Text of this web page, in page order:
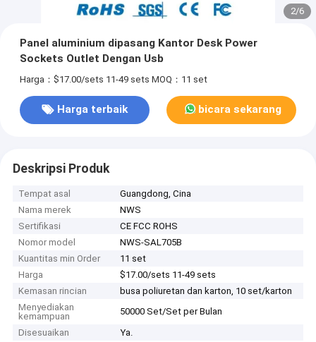
2/6
Panel aluminium dipasang Kantor Desk Power
Sockets Outlet Dengan Usb
Harga：$17.00/sets 11-49 sets MOQ：11 set
Harga terbaik bicara sekarang
Deskripsi Produk
Tempat asal
Guangdong, Cina
Nama merek
NWS
Sertifikasi
CE FCC ROHS
Nomor model
NWS-SAL705B
Kuantitas min Order
11 set
Harga
$17.00/sets 11-49 sets
Kemasan rincian
busa poliuretan dan karton, 10 set/karton
Menyediakan
kemampuan
50000 Set/Set per Bulan
Disesuaikan
Ya.